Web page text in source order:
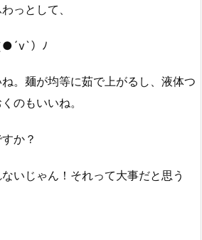
っとして、
●´v`）ﾉ
。麺が均等に茹で上がるし、液体つ
のもいいね。
か？
いじゃん！それって大事だと思う